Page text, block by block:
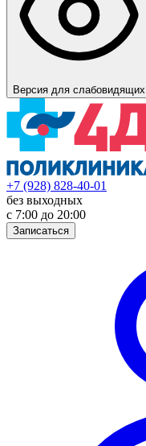
Версия для слабовидящих
+7 (928) 828-40-01
без выходных
с 7:00 до 20:00
Записаться